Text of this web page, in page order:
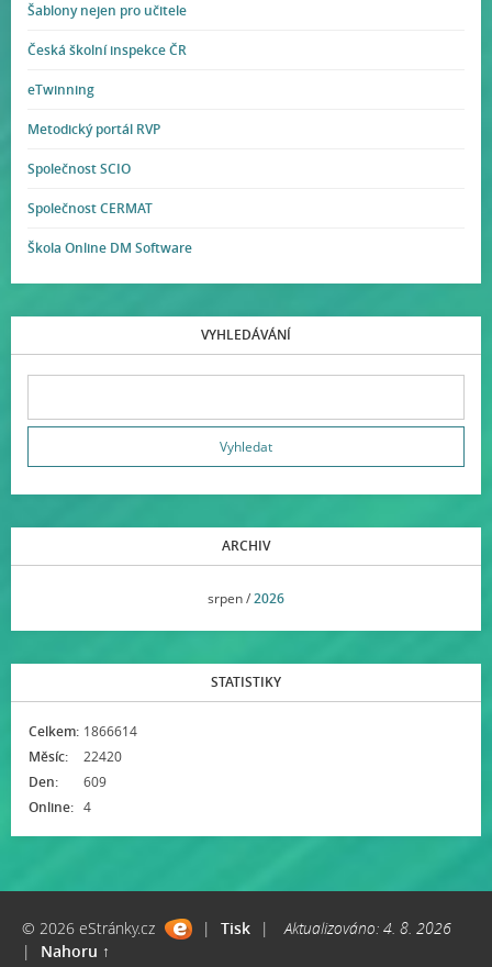
Šablony nejen pro učitele
Česká školní inspekce ČR
eTwinning
Metodický portál RVP
Společnost SCIO
Společnost CERMAT
Škola Online DM Software
VYHLEDÁVÁNÍ
ARCHIV
srpen /2026
STATISTIKY
Online: 4
Celkem: 1866614
Měsíc:
22420
Den:
609
© 2026 eStránky.cz | Tisk |
Aktualizováno: 4. 8. 2026
|
Nahoru ↑